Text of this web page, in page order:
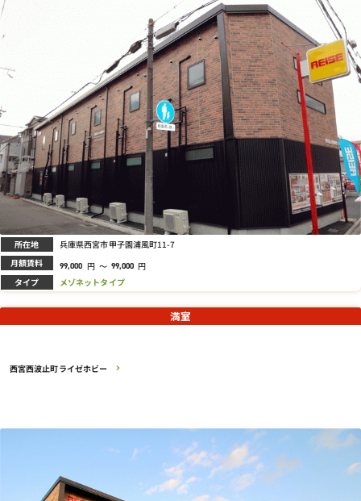
所在地 兵庫県西宮市甲子園浦風町11-7
月額賃料 99,000 円 ～ 99,000 円
タイプ メゾネットタイプ
西宮西波止町ライゼホビー
満室